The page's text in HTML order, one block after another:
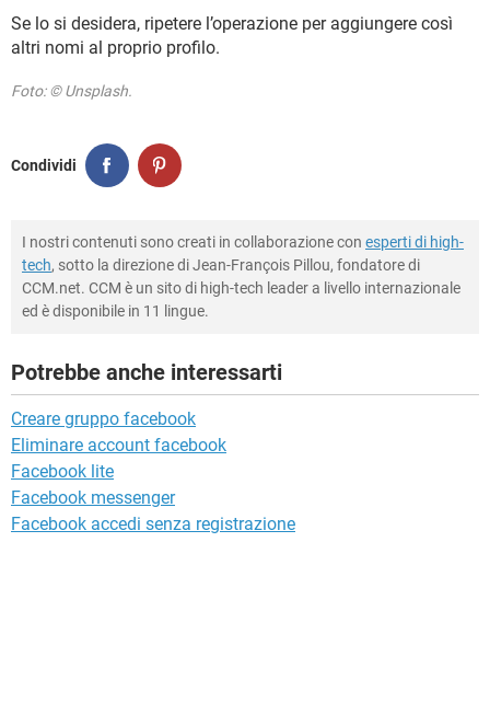
Se lo si desidera, ripetere l’operazione per aggiungere così
altri nomi al proprio profilo.
Foto: © Unsplash.
Condividi
I nostri contenuti sono creati in collaborazione con esperti di high-
tech, sotto la direzione di Jean-François Pillou, fondatore di
CCM.net. CCM è un sito di high-tech leader a livello internazionale
ed è disponibile in 11 lingue.
Potrebbe anche interessarti
Creare gruppo facebook
Eliminare account facebook
Facebook lite
Facebook messenger
Facebook accedi senza registrazione